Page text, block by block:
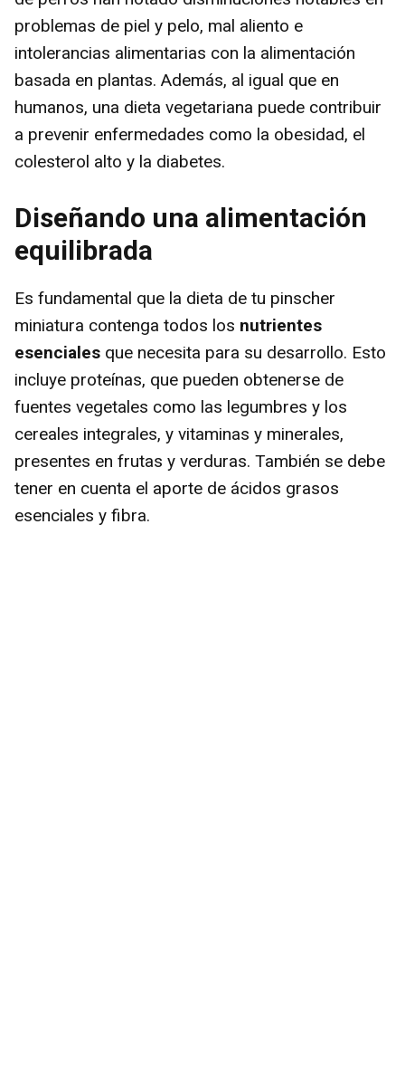
problemas de piel y pelo, mal aliento e
intolerancias alimentarias con la alimentación
basada en plantas. Además, al igual que en
humanos, una dieta vegetariana puede contribuir
a prevenir enfermedades como la obesidad, el
colesterol alto y la diabetes.
Diseñando una alimentación
equilibrada
Es fundamental que la dieta de tu pinscher
miniatura contenga todos los nutrientes
esenciales que necesita para su desarrollo. Esto
incluye proteínas, que pueden obtenerse de
fuentes vegetales como las legumbres y los
cereales integrales, y vitaminas y minerales,
presentes en frutas y verduras. También se debe
tener en cuenta el aporte de ácidos grasos
esenciales y fibra.